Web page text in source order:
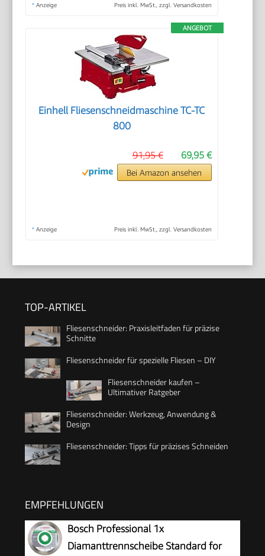
* Anzeige Preis inkl. MwSt., zzgl. Versandkosten
ANGEBOT
Einhell Fliesenschneidmaschine TC-TC
800
69,95 €
91,95 €
Bei Amazon ansehen
* Anzeige Preis inkl. MwSt., zzgl. Versandkosten
TOP-ARTIKEL
Fliesenschneider: Praxisleitfaden für präzise
Schnitte
Fliesenschneider für spezielle Fliesen – DIY
Fliesenschneider kaufen –
Ultimativer Ratgeber
Fliesenschneider: Werkzeug, Anwendung &
Design
Fliesenschneider: Tipps für präzises Schneiden
EMPFEHLUNGEN
Bosch Professional 1x
Diamanttrennscheibe Standard for